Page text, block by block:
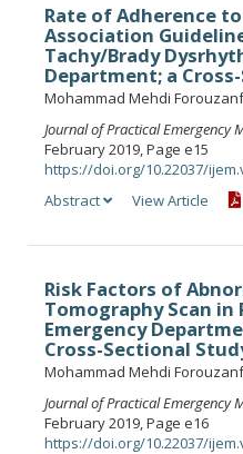
Rate of Adherence
Association
Tachy/Brady
Department; a
Mohammad Mehdi
Journal of Practical Emergency
February 2019, Page e15
https://doi.org/10.22037/
Abstract
View Article
Risk Factors of
Tomography Scan
Emergency
Cross-Sectional
Mohammad Mehdi
Journal of Practical Emergency
February 2019, Page e16
https://doi.org/10.22037/